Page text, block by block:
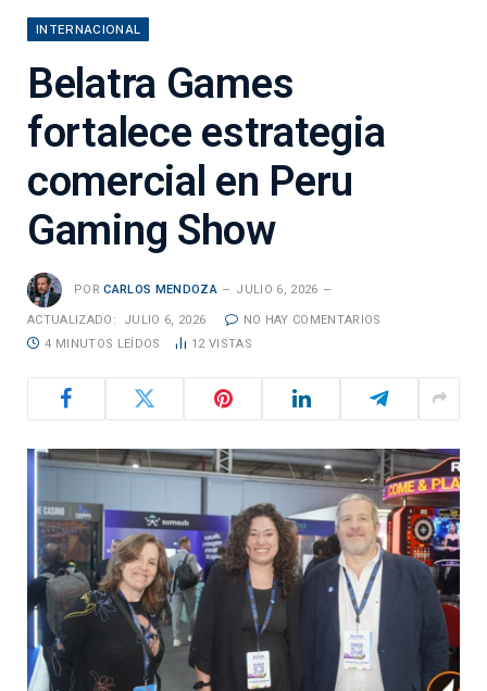
INTERNACIONAL
Belatra Games
fortalece estrategia
comercial en Peru
Gaming Show
POR CARLOS MENDOZA JULIO 6, 2026
ACTUALIZADO: JULIO 6, 2026
NO HAY COMENTARIOS
4 MINUTOS LEÍDOS
12 VISTAS